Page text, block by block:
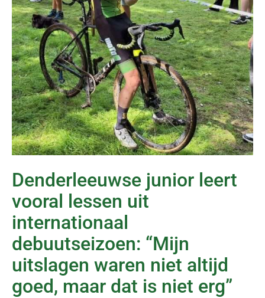
Denderleeuwse junior leert
vooral lessen uit
internationaal
debuutseizoen: “Mijn
uitslagen waren niet altijd
goed, maar dat is niet erg”